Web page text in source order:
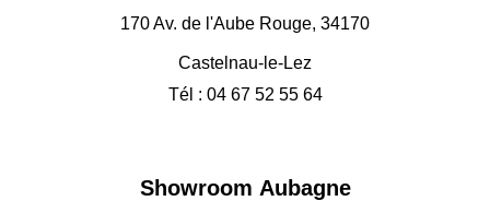
170 Av. de l'Aube Rouge, 34170
Castelnau-le-Lez
Tél : 04 67 52 55 64
Showroom Aubagne